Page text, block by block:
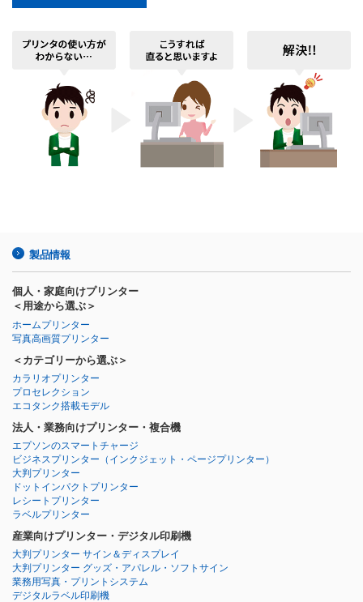
製品情報
個人・家庭向けプリンター
＜用途から選ぶ＞
ホームプリンター
写真高画質プリンター
＜カテゴリーから選ぶ＞
カラリオプリンター
プロセレクション
エコタンク搭載モデル
法人・業務向けプリンター・複合機
エプソンのスマートチャージ
ビジネスプリンター （インクジェット・ページプリンター）
大判プリンター
ドットインパクトプリンター
レシートプリンター
ラベルプリンター
産業向けプリンター・デジタル印刷機
大判プリンター サイン＆ディスプレイ
大判プリンター グッズ・アパレル・ソフトサイン
業務用写真・プリントシステム
デジタルラベル印刷機